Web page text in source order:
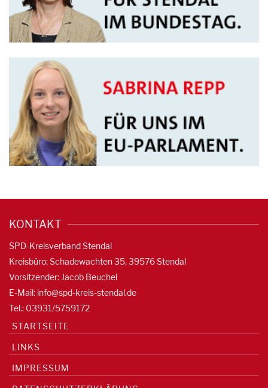
KONTAKT
SPD-Kreisverband Stendal
Kreisbüro: Schadewachten 35, 39576 Stendal
Vorsitzender: Jacob Beuchel
E-Mail: info@spd-kreis-stendal.de
Tel.: 03931/5759172
STARTSEITE
LINKS
IMPRESSUM